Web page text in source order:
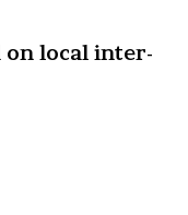
on local inter-